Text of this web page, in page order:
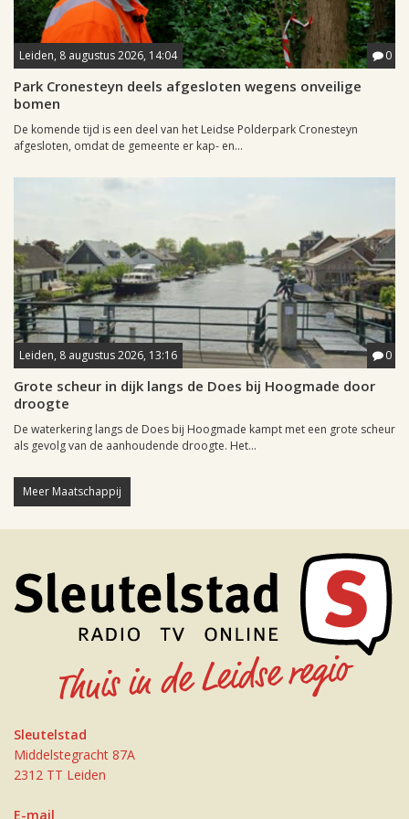
Leiden, 8 augustus 2026, 14:04 0
Park Cronesteyn deels afgesloten wegens onveilige
bomen
De komende tijd is een deel van het Leidse Polderpark Cronesteyn
afgesloten, omdat de gemeente er kap- en...
Leiden, 8 augustus 2026, 13:16 0
Grote scheur in dijk langs de Does bij Hoogmade door
droogte
De waterkering langs de Does bij Hoogmade kampt met een grote scheur
als gevolg van de aanhoudende droogte. Het...
Meer Maatschappij
Sleutelstad
Middelstegracht 87A
2312 TT Leiden
E-mail